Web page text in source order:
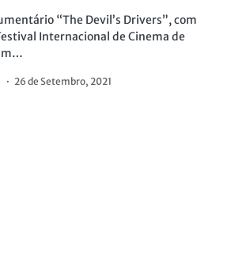
“The Devil’s Drivers”, com
Internacional de Cinema de
26 de Setembro, 2021